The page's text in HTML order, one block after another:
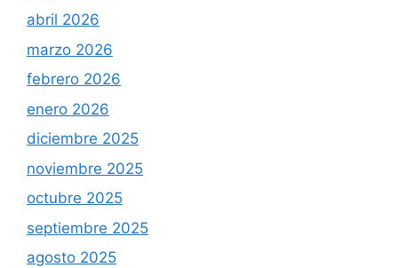
abril 2026
marzo 2026
febrero 2026
enero 2026
diciembre 2025
noviembre 2025
octubre 2025
septiembre 2025
agosto 2025